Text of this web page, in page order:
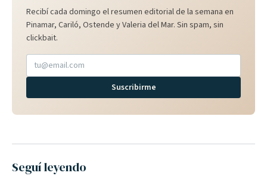
Recibí cada domingo el resumen editorial de la semana en
Pinamar, Cariló, Ostende y Valeria del Mar. Sin spam, sin
clickbait.
Suscribirme
Seguí leyendo